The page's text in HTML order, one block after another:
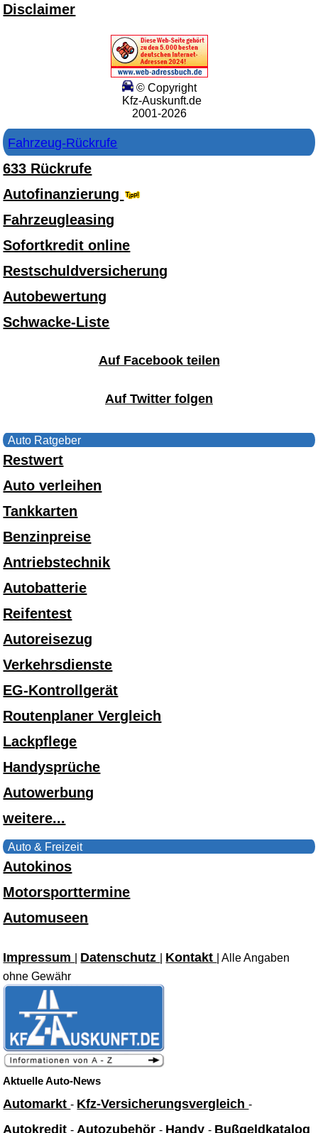
Disclaimer
© Copyright
Kfz-Auskunft.de
2001-2026
Fahrzeug-Rückrufe
633 Rückrufe
Autofinanzierung
Fahrzeugleasing
Sofortkredit online
Restschuldversicherung
Autobewertung
Schwacke-Liste
Auf Facebook teilen
Auf Twitter folgen
Auto Ratgeber
Restwert
Auto verleihen
Tankkarten
Benzinpreise
Antriebstechnik
Autobatterie
Reifentest
Autoreisezug
Verkehrsdienste
EG-Kontrollgerät
Routenplaner Vergleich
Lackpflege
Handysprüche
Autowerbung
weitere...
Auto & Freizeit
Autokinos
Motorsporttermine
Automuseen
Impressum Datenschutz Kontakt
| Alle Angaben
ohne Gewähr
Aktuelle Auto-News
Automarkt- Kfz-Versicherungsvergleich-
Autokredit- Autozubehör- Handy- Bußgeldkatalog